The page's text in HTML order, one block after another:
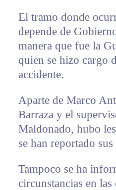
El tramo donde
depende de
manera que fue la
quien se hizo cargo
accidente.
Aparte de Marco
Barraza y el
Maldonado, hubo
se han reportado
Tampoco se ha
circunstancias en